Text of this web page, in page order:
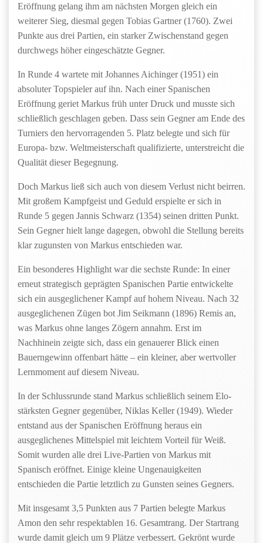
Eröffnung gelang ihm am nächsten Morgen gleich ein
weiterer Sieg, diesmal gegen Tobias Gartner (1760). Zwei
Punkte aus drei Partien, ein starker Zwischenstand gegen
durchwegs höher eingeschätzte Gegner.
In Runde 4 wartete mit Johannes Aichinger (1951) ein
absoluter Topspieler auf ihn. Nach einer Spanischen
Eröffnung geriet Markus früh unter Druck und musste sich
schließlich geschlagen geben. Dass sein Gegner am Ende des
Turniers den hervorragenden 5. Platz belegte und sich für
Europa- bzw. Weltmeisterschaft qualifizierte, unterstreicht die
Qualität dieser Begegnung.
Doch Markus ließ sich auch von diesem Verlust nicht beirren.
Mit großem Kampfgeist und Geduld erspielte er sich in
Runde 5 gegen Jannis Schwarz (1354) seinen dritten Punkt.
Sein Gegner hielt lange dagegen, obwohl die Stellung bereits
klar zugunsten von Markus entschieden war.
Ein besonderes Highlight war die sechste Runde: In einer
erneut strategisch geprägten Spanischen Partie entwickelte
sich ein ausgeglichener Kampf auf hohem Niveau. Nach 32
ausgeglichenen Zügen bot Jim Seikmann (1896) Remis an,
was Markus ohne langes Zögern annahm. Erst im
Nachhinein zeigte sich, dass ein genauerer Blick einen
Bauerngewinn offenbart hätte – ein kleiner, aber wertvoller
Lernmoment auf diesem Niveau.
In der Schlussrunde stand Markus schließlich seinem Elo-
stärksten Gegner gegenüber, Niklas Keller (1949). Wieder
entstand aus der Spanischen Eröffnung heraus ein
ausgeglichenes Mittelspiel mit leichtem Vorteil für Weiß.
Somit wurden alle drei Live-Partien von Markus mit
Spanisch eröffnet. Einige kleine Ungenauigkeiten
entschieden die Partie letztlich zu Gunsten seines Gegners.
Mit insgesamt 3,5 Punkten aus 7 Partien belegte Markus
Amon den sehr respektablen 16. Gesamtrang. Der Startrang
wurde damit gleich um 9 Plätze verbessert. Gekrönt wurde